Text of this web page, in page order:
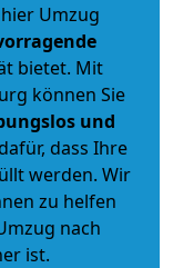
Umzug
bietet. Mit
können Sie
und
dass Ihre
werden. Wir
zu helfen
nach
ist.